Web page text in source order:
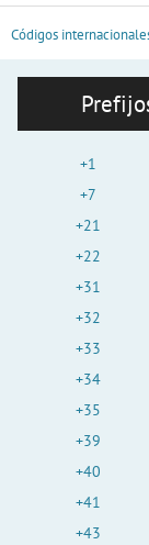
Códigos
+1
+7
+21
+22
+31
+32
+33
+34
+35
+39
+40
+41
+43